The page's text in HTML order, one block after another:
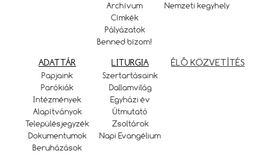
Archívum
Címkék
Pályázatok
Benned bízom!
Nemzeti kegyhely
ADATTÁR
Papjaink
Parókiák
Intézmények
Alapítványok
Településjegyzék
Dokumentumok
Beruházások
LITURGIA
Szertartásaink
Dallamvilág
Egyházi év
Útmutató
Zsoltárok
Napi Evangélium
ÉLŐ KÖZVETÍTÉS